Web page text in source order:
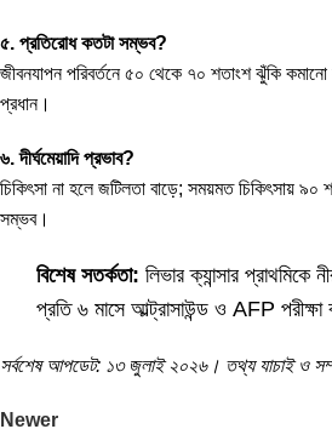
৫. প্রতিরোধ কতটা সম্ভব?
জীবনযাপন পরিবর্তনে ৫০ থেকে ৭০ শতাংশ ঝুঁকি কমানো
প্রধান।
৬. দীর্ঘমেয়াদি প্রভাব?
চিকিৎসা না হলে জটিলতা বাড়ে; সময়মত চিকিৎসায় ৯০
সম্ভব।
বিশেষ সতর্কতা: লিভার ক্যান্সার প্রাথমিকে
প্রতি ৬ মাসে আল্ট্রাসাউন্ড ও AFP পরীক্ষা
সর্বশেষ আপডেট: ১৩ জুলাই ২০২৬। তথ্য যাচাই ও
Newer